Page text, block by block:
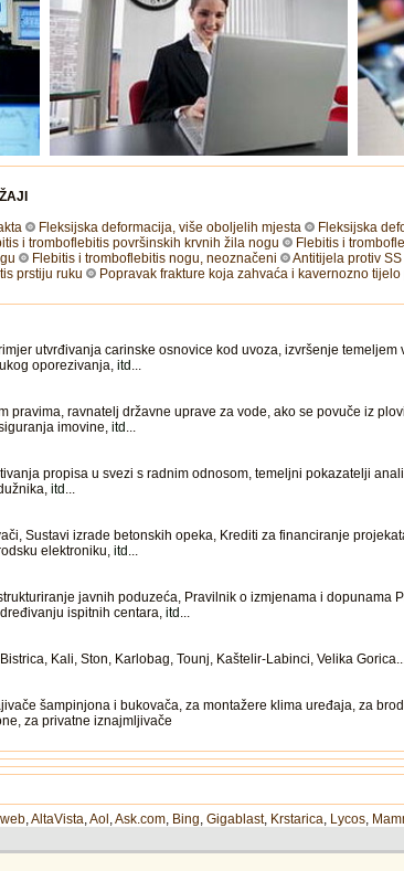
Fleksijska deformacija, više oboljelih mjesta
Fleksijska
i tromboflebitis površinskih krvnih žila nogu Flebitis i
Flebitis i tromboflebitis nogu, neoznačeni
Antitijela protiv
prstiju ruku Popravak frakture koja zahvaća i kavernozno
utvrđivanja carinske osnovice kod uvoza, izvršenje
oporezivanja, itd ...
pravima, ravnatelj državne uprave za vode, ako se povuče iz
imovine, itd ...
propisa u svezi s radnim odnosom, temeljni pokazatelji
itd ...
Sustavi izrade betonskih opeka, Krediti za financiranje
elektroniku, itd ...
javnih poduzeća, Pravilnik o izmjenama i dopunama
ispitnih centara, itd ...
Kali, Ston, Karlobag, Tounj, Kaštelir-Labinci, Velika
šampinjona i bukovača, za montažere klima uređaja, za
za privatne iznajmljivače
,AltaVista,Aol ,Ask.com, Bing, Gigablast, Krstarica, Lycos,